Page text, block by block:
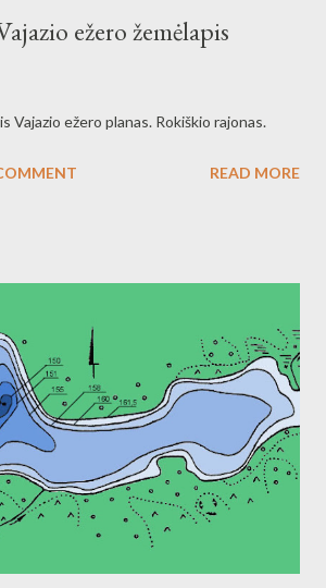
ežero žemėlapis
Vajazio ežero planas. Rokiškio rajonas.
READ MORE